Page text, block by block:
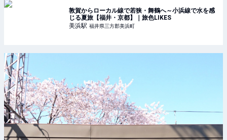
敦賀からローカル線で若狭・舞鶴へ～小浜線で水を感
じる夏旅【福井・京都】｜旅色LIKES
美浜駅 福井県三方郡美浜町